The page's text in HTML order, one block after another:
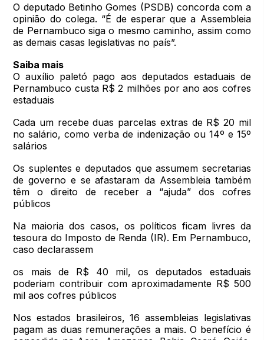
O deputado Betinho Gomes (PSDB) concorda com a
opinião do colega. “É de esperar que a Assembleia
de Pernambuco siga o mesmo caminho, assim como
as demais casas legislativas no país”.
Saiba mais
O auxílio paletó pago aos deputados estaduais de
Pernambuco custa R$ 2 milhões por ano aos cofres
estaduais
Cada um recebe duas parcelas extras de R$ 20 mil
no salário, como verba de indenização ou 14º e 15º
salários
Os suplentes e deputados que assumem secretarias
de governo e se afastaram da Assembleia também
têm o direito de receber a “ajuda” dos cofres
públicos
Na maioria dos casos, os políticos ficam livres da
tesoura do Imposto de Renda (IR). Em Pernambuco,
caso declarassem
os mais de R$ 40 mil, os deputados estaduais
poderiam contribuir com aproximadamente R$ 500
mil aos cofres públicos
Nos estados brasileiros, 16 assembleias legislativas
pagam as duas remunerações a mais. O benefício é